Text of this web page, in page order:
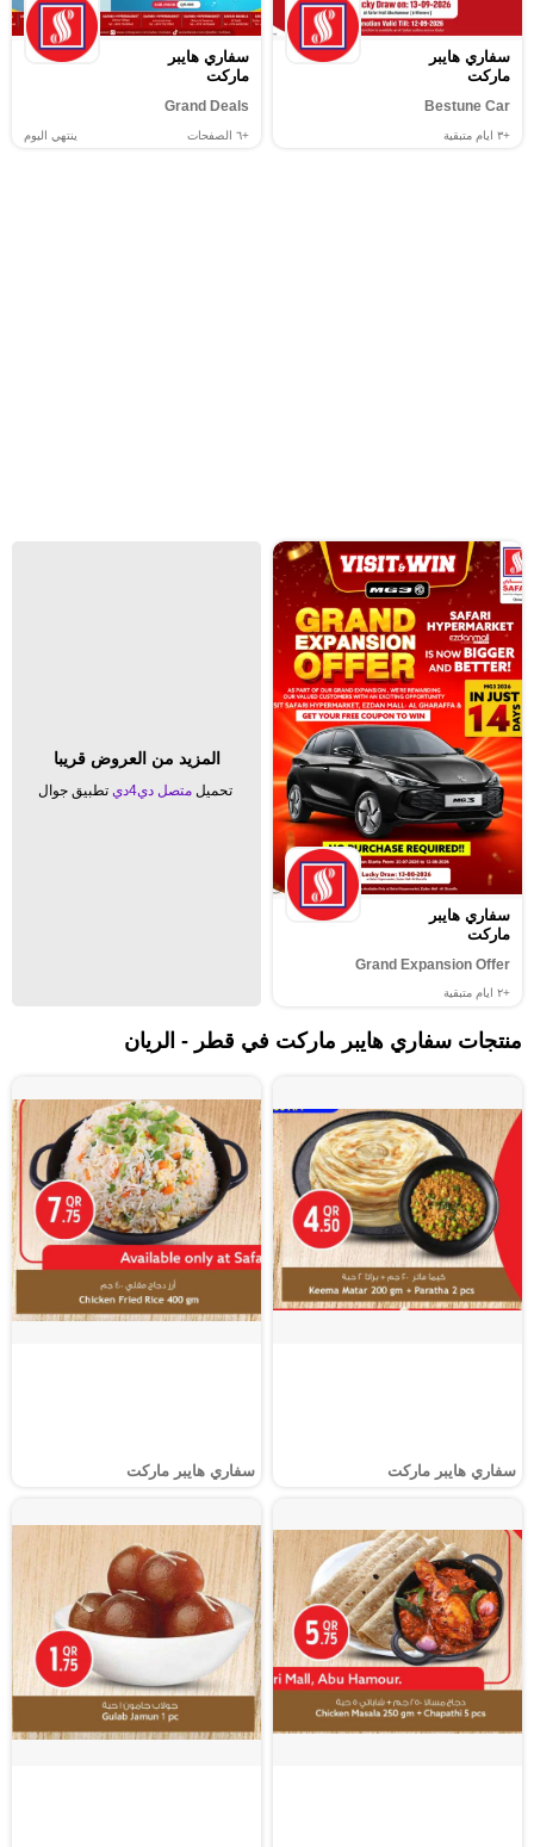
سفاري هايبر
ماركت
Bestune Car
+٣ ايام متبقية
سفاري هايبر
ماركت
Grand Deals
+٦ الصفحات ينتهي اليوم
سفاري هايبر
ماركت
Grand Expansion Offer
+٢ ايام متبقية
المزيد من العروض قريبا
تحميل متصل دي4دي تطبيق جوال
منتجات سفاري هايبر ماركت في قطر - الريان
سفاري هايبر ماركت سفاري هايبر ماركت